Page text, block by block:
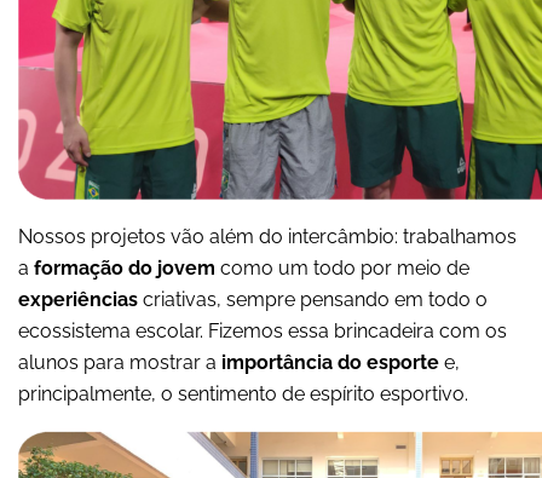
Nossos projetos vão além do intercâmbio: trabalhamos
a formação do jovem como um todo por meio de
experiências criativas, sempre pensando em todo o
ecossistema escolar. Fizemos essa brincadeira com os
alunos para mostrar a importância do esporte e,
principalmente, o sentimento de espírito esportivo.